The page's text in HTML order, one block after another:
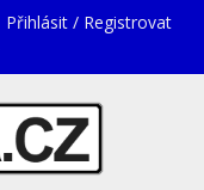
Přihlásit / Registrovat